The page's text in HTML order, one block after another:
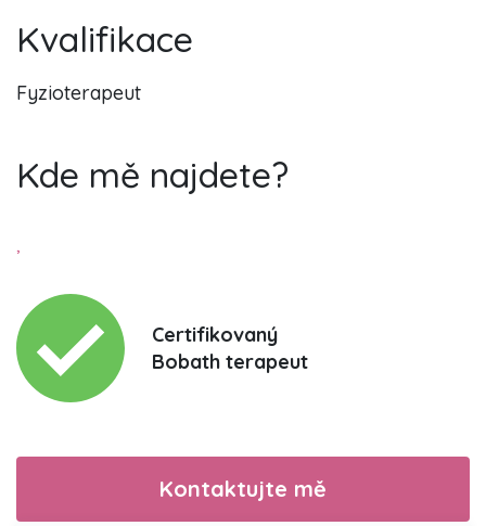
Kvalifikace
Fyzioterapeut
Kde mě najdete?
,
Certifikovaný
Bobath terapeut
Kontaktujte mě